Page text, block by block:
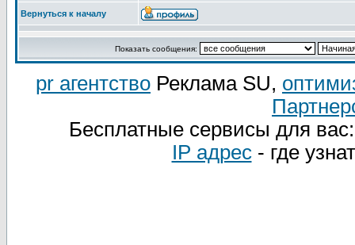
Вернуться к началу
Показать сообщения:
pr агентство Реклама SU,
Бесплатные сервисы для
IP адрес- где